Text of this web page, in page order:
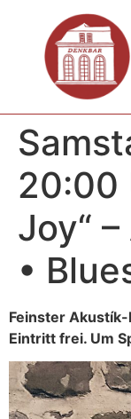
20:00
Joy“
•
Feinster Akustík-
Eintritt frei. Um